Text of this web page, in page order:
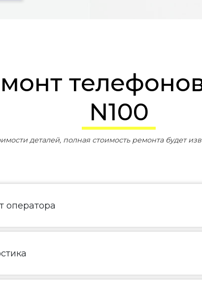
N100
деталей, полная стоимость ремонта будет
оператора